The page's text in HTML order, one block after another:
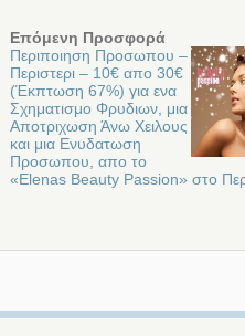
Επόμενη Προσφορά
Περιποιηση Προσωπου –
Περιστερι – 10€ απο 30€
(Έκπτωση 67%) για ενα
Σχηματισμο Φρυδιων, μια
Αποτριχωση Άνω Χειλους
και μια Ενυδατωση
Προσωπου, απο το
«Elenas Beauty Passion» στο